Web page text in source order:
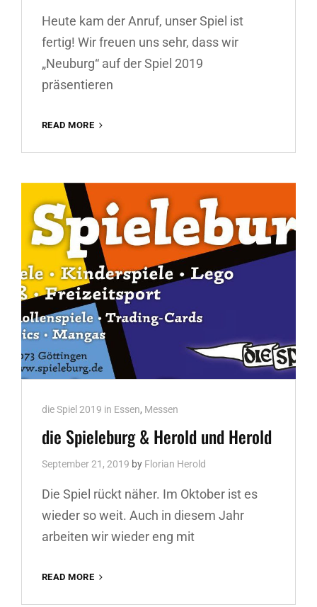
Heute kam der Anruf, unser Spiel ist
fertig! Wir freuen uns sehr, dass wir
„Neuburg“ auf der Spiel 2019
präsentieren
READ MORE
WOCHEN
ES
SOWEIT:
WIR
SEHEN
UNS
IN
ESSEN
Cat
Links
die Spiel 2019 in Essen, Messen
die Spieleburg & Herold und Herold
September 21, 2019 by Florian Herold
Die Spiel rückt näher. Im Oktober ist es
wieder so weit. Auch in diesem Jahr
arbeiten wir wieder eng mit
READ MORE